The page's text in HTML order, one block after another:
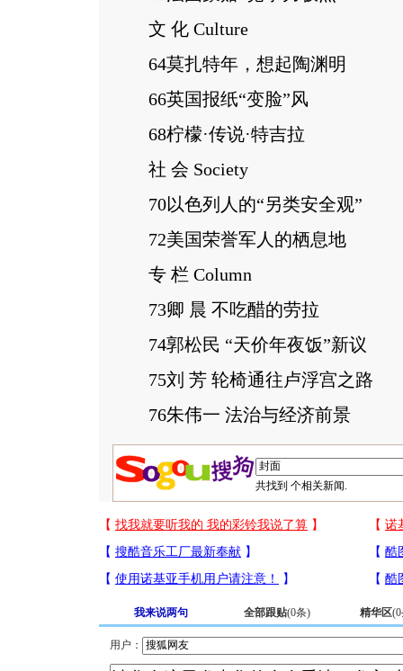
文 化 Culture
64莫扎特年，想起陶渊明
66英国报纸“变脸”风
68柠檬·传说·特吉拉
社 会 Society
70以色列人的“另类安全观”
72美国荣誉军人的栖息地
专 栏 Column
73卿 晨 不吃醋的劳拉
74郭松民 “天价年夜饭”新议
75刘 芳 轮椅通往卢浮宫之路
76朱伟一 法治与经济前景
共找到 个相关新闻.
我来说两句 全部跟贴(0条) 精华区(0
用户：